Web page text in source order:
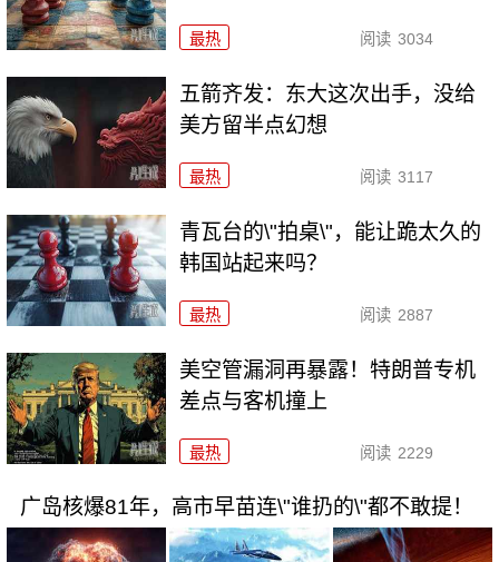
最热 阅读 3034
五箭齐发：东大这次出手，没给
美方留半点幻想
最热 阅读 3117
青瓦台的\"拍桌\"，能让跪太久的
韩国站起来吗？
最热 阅读 2887
美空管漏洞再暴露！特朗普专机
差点与客机撞上
最热 阅读 2229
广岛核爆81年，高市早苗连\"谁扔的\"都不敢提！